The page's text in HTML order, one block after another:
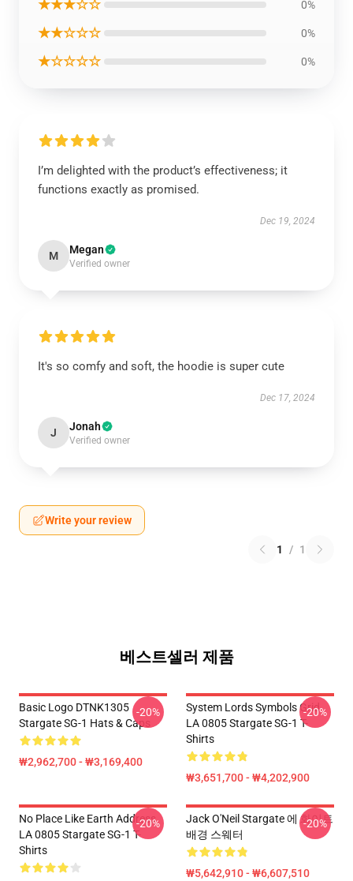
★★★☆☆ 0%
★★☆☆☆ 0%
★☆☆☆☆ 0%
I’m delighted with the product’s effectiveness; it
functions exactly as promised.
Dec 19, 2024
M Megan
Verified owner
It's so comfy and soft, the hoodie is super cute
Dec 17, 2024
J Jonah
Verified owner
Write your review
1 / 1
베스트셀러 제품
Basic Logo DTNK1305
Stargate SG-1 Hats & Caps
₩2,962,700 - ₩3,169,400
-20%
System Lords Symbols Grid
LA 0805 Stargate SG-1 T-
Shirts
₩3,651,700 - ₩4,202,900
-20%
No Place Like Earth Address
LA 0805 Stargate SG-1 T-
Shirts
-20%
Jack O'Neil Stargate 에 화이트
배경 스웨터
₩5,642,910 - ₩6,607,510
-20%